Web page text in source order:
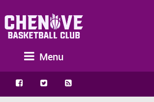
Menu